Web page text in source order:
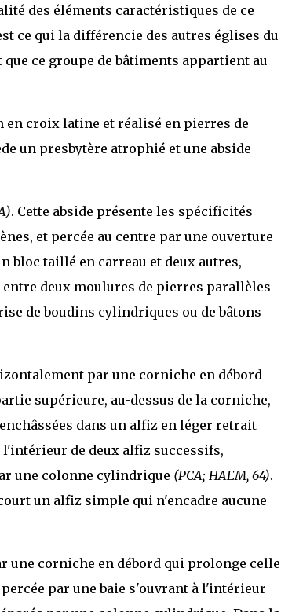
des éléments caractéristiques de ce
ce qui la différencie des autres églises du
ce groupe de bâtiments appartient au
en croix latine et réalisé en pierres de
un presbytère atrophié et une abside
. Cette abside présente les spécificités
et percée au centre par une ouverture
bloc taillé en carreau et deux autres,
deux moulures de pierres parallèles
de boudins cylindriques ou de bâtons
par une corniche en débord
supérieure, au-dessus de la corniche,
dans un alfiz en léger retrait
l'intérieur de deux alfiz successifs,
une colonne cylindrique (PCA; HAEM, 64).
un alfiz simple qui n'encadre aucune
une corniche en débord qui prolonge celle
par une baie s'ouvrant à l'intérieur